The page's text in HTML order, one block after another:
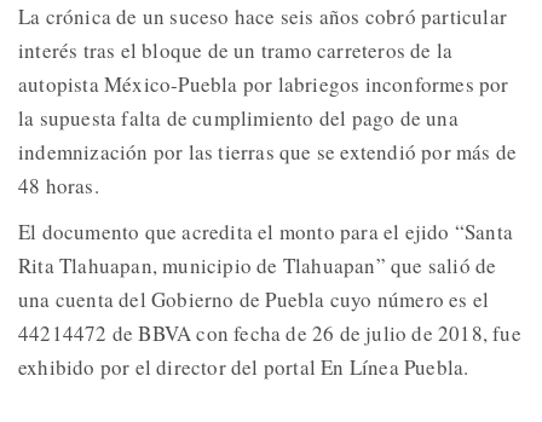
La crónica de un suceso hace seis años cobró particular
interés tras el bloque de un tramo carreteros de la
autopista México-Puebla por labriegos inconformes por
la supuesta falta de cumplimiento del pago de una
indemnización por las tierras que se extendió por más de
48 horas.
El documento que acredita el monto para el ejido “Santa
Rita Tlahuapan, municipio de Tlahuapan” que salió de
una cuenta del Gobierno de Puebla cuyo número es el
44214472 de BBVA con fecha de 26 de julio de 2018, fue
exhibido por el director del portal En Línea Puebla.